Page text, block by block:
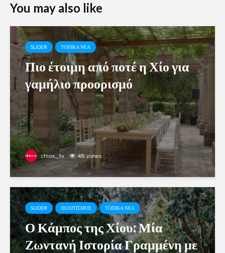
You may also like
SLIDER ΤΟΠΙΚΑ ΝΕΑ
Πιο έτοιμη από ποτέ η Χίο για
γαμήλιο προορισμό
chios_tv 48 views
SLIDER ΠΟΛΙΤΙΣΜΟΣ ΤΟΠΙΚΑ ΝΕΑ
Ο Κάμπος της Χίου: Μία
Ζωντανή Ιστορία Γραμμένη με